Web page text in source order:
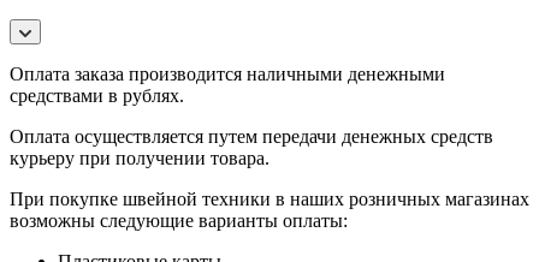
Оплата заказа производится наличными денежными
средствами в рублях.
Оплата осуществляется путем передачи денежных средств
курьеру при получении товара.
При покупке швейной техники в наших розничных магазинах
возможны следующие варианты оплаты: